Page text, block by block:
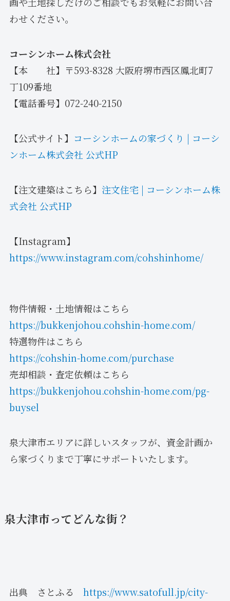
わせください。
コーシンホーム株式会社
【本 社】〒593-8328 大阪府堺市西区鳳北町7
丁109番地
【電話番号】072-240-2150
【公式サイト】 コーシンホームの家づくり | コーシ
ンホーム株式会社 公式HP
【注文建築はこちら】 注文住宅 | コーシンホーム株
式会社 公式HP
【Instagram】
https://www.instagram.com/cohshinhome/
物件情報・土地情報はこちら
https://bukkenjohou.cohshin-home.com/
特選物件はこちら
https://cohshin-home.com/purchase
売却相談・査定依頼はこちら
https://bukkenjohou.cohshin-home.com/pg-
buysel
泉大津市エリアに詳しいスタッフが、資金計画か
ら家づくりまで丁寧にサポートいたします。
泉大津市ってどんな街？
出典 さとふる https://www.satofull.jp/city-